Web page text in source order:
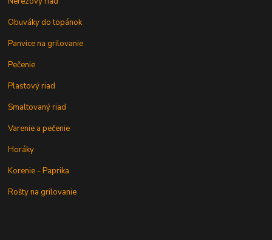
Obuváky do topánok
Panvice na grilovanie
Pečenie
Plastový riad
Smaltovaný riad
Varenie a pečenie
Horáky
Korenie - Paprika
Rošty na grilovanie